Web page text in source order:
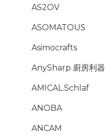
AS2OV
ASOMATOUS
Asimocrafts
AnySharp 廚房利器
AMICAL.Schlaf
ANOBA
ANCAM